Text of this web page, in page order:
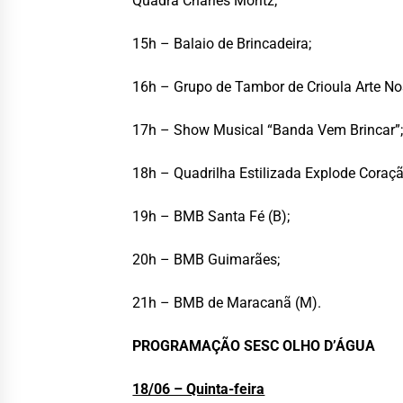
15h – Balaio de Brincadeira;
16h – Grupo de Tambor de Crioula Arte
17h – Show Musical “Banda Vem Brincar”;
18h – Quadrilha Estilizada Explode
19h – BMB Santa Fé (B);
20h – BMB Guimarães;
21h – BMB de Maracanã (M).
PROGRAMAÇÃO SESC OLHO D’ÁGUA
18/06 – Quinta-feira